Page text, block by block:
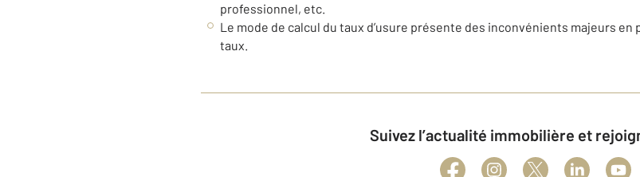
professionnel, etc.
Le mode de calcul du taux d’usure présente des inconvénients majeurs en
taux.
Suivez l’actualité immobilière et